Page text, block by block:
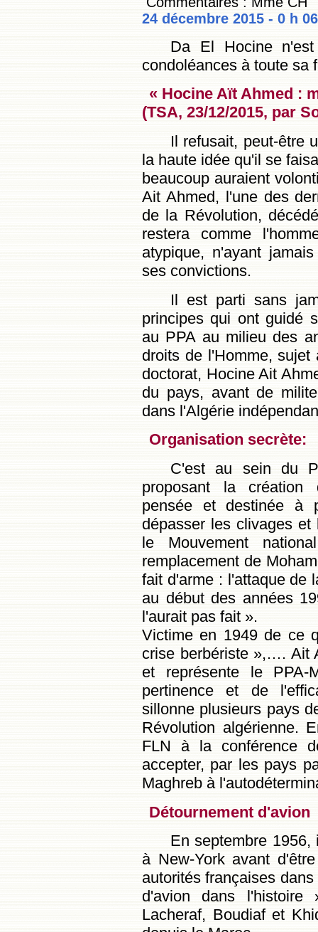
24 décembre 2015 - 0 h
Da El Hocine
condoléances à toute
« Hocine Aït Ahmed :
(TSA, 23/12/2015, par
Il refusait, peut-être
la haute idée qu'il se
beaucoup auraient
Ait Ahmed, l'une des
de la Révolution,
restera comme
atypique, n'ayant
ses convictions.
Il est parti sans
principes qui ont guidé
au PPA au milieu des
droits de l'Homme,
doctorat, Hocine Ait
du pays, avant de
dans l'Algérie
Organisation secrète:
C'est au sein du
proposant la création
pensée et destinée à
dépasser les clivages
le Mouvement
remplacement de
fait d'arme : l'attaque de
au début des années
l'aurait pas fait ».
Victime en 1949 de ce
crise berbériste »,…. Ait
et représente le
pertinence et de
sillonne plusieurs pays
Révolution algérienne.
FLN à la conférence
accepter, par les pays
Maghreb à
Détournement d'avion
En septembre
à New-York avant
autorités françaises
d'avion dans
Lacheraf, Boudiaf et